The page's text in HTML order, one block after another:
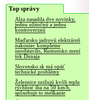
Top správy
Alza nasadila dve novinky,
jednu užitočnú a jednu
kontroverznú
Maďarsko jadrovú elektráreň
nakoniec kompletne
neodstavilo, Rumunsko mení
tok Dunaja
Slovensko.sk má opäť
technické problémy
Železnice znižujú kvôli teplu
rýchlosť iba na 50 km/h,
spôsobuje to meškanie